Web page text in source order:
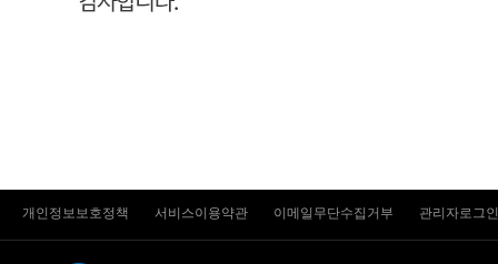
개인정보보호정책 서비스이용약관 이메일무단수집거부 관리자로그인